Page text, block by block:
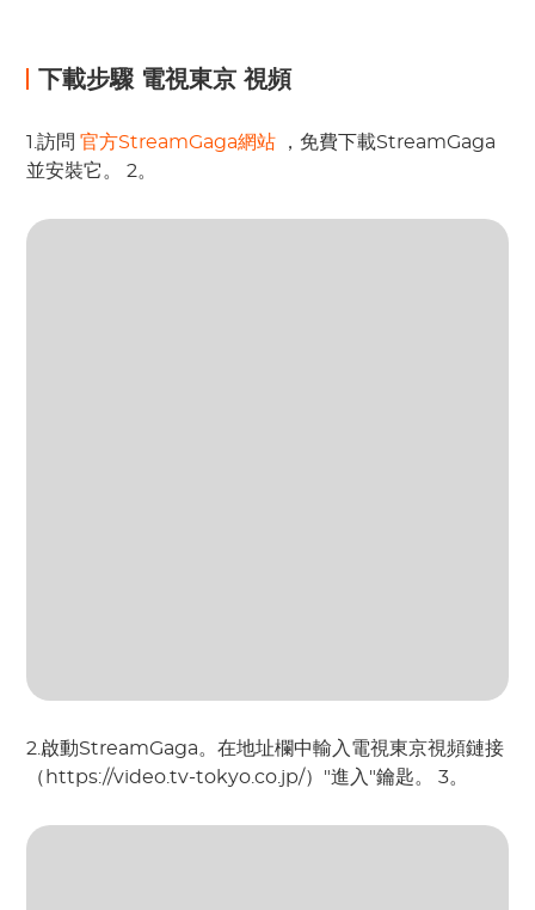
下載步驟 電視東京視頻
1.訪問官方StreamGaga網站
，免費下載StreamGaga
並安裝它。 2。
2.啟動StreamGaga。在地址欄中輸入電視東京視頻鏈接
（https://video.tv-tokyo.co.jp/）"進入"鑰匙。 3。